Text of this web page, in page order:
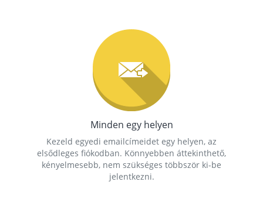
Minden egy helyen
Kezeld egyedi emailcímeidet egy helyen, az
elsődleges fiókodban. Könnyebben áttekinthető,
kényelmesebb, nem szükséges többször ki-be
jelentkezni.